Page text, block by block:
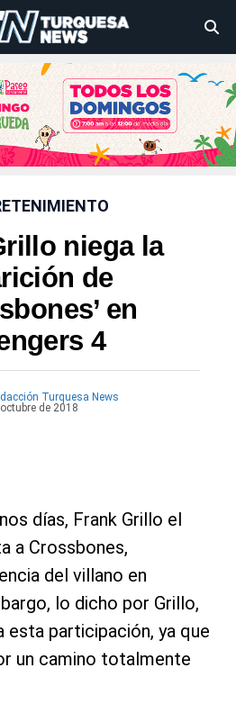
niega la
de
en
4
Turquesa News
de 2018
días, Frank Grillo el
a Crossbones,
del villano en
lo dicho por Grillo,
esta participación, ya que
un camino totalmente